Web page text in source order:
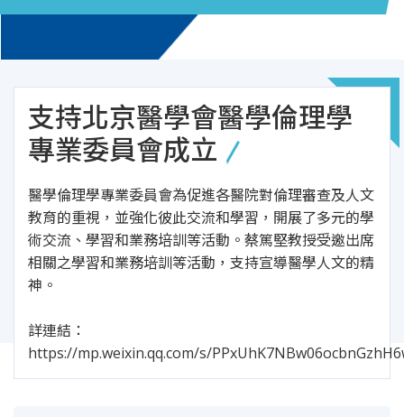
支持北京醫學會醫學倫理學
專業委員會成立
醫學倫理學專業委員會為促進各醫院對倫理審查及人文
教育的重視，並強化彼此交流和學習，開展了多元的學
術交流、學習和業務培訓等活動。蔡篤堅教授受邀出席
相關之學習和業務培訓等活動，支持宣導醫學人文的精
神。
詳連結：
https://mp.weixin.qq.com/s/